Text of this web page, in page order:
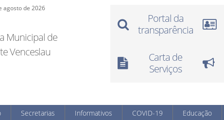
agosto de 2026
Municipal de
Venceslau
Portal da
transparência
Carta de
Serviços
Secretarias Informativos COVID-19 Educação